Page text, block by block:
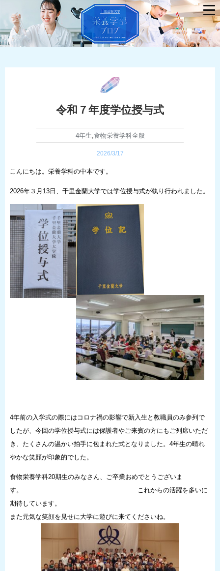
令和７年度学位授与式
2026/3/17
4年生 食物栄養学科全般
こんにちは。栄養学科の中本です。
2026年３月13日、千里金蘭大学では学位授与式が執り行われました。
4年前の入学式の際にはコロナ禍の影響で新入生と教職員のみ参列で
したが、今回の学位授与式には保護者やご来賓の方にもご列席いただ
き、たくさんの温かい拍手に包まれた式となりました。4年生の晴れ
やかな笑顔が印象的でした。
食物栄養学科20期生のみなさん、ご卒業おめでとうございま
す。 これからの活躍を多いに
期待しています。
また元気な笑顔を見せに大学に遊びに来てくださいね。